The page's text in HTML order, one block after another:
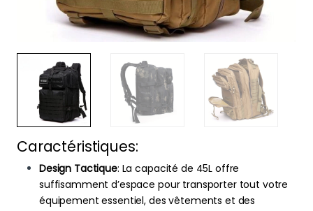
Caractéristiques:
Design Tactique: La capacité de 45L offre
suffisamment d’espace pour transporter tout votre
équipement essentiel, des vêtements et des